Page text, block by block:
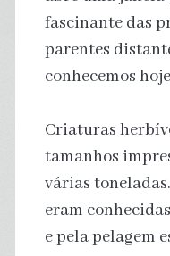
fascinante das
parentes
conhecemos
Criaturas
tamanhos
várias
eram
e pela pelagem